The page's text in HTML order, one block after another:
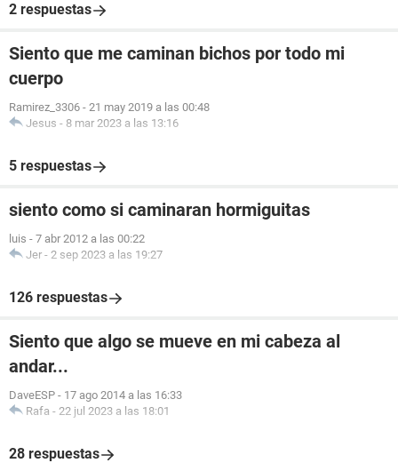
2 respuestas
Siento que me caminan bichos por todo mi
cuerpo
Ramirez_3306 - 21 may 2019 a las 00:48
Jesus - 8 mar 2023 a las 13:16
5 respuestas
siento como si caminaran hormiguitas
luis - 7 abr 2012 a las 00:22
Jer - 2 sep 2023 a las 19:27
126 respuestas
Siento que algo se mueve en mi cabeza al
andar...
DaveESP - 17 ago 2014 a las 16:33
Rafa - 22 jul 2023 a las 18:01
28 respuestas